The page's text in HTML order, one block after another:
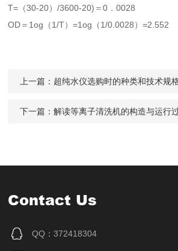
T=（30-20）/3600-20)＝0．0028
OD＝1og（1/T）=1og（1/0.0028）=2.552
上一篇： 超纯水仪选购时的种类和技术规
下一篇：解读等离子清洗机的构造与运行
Contact Us
QQ：372418304